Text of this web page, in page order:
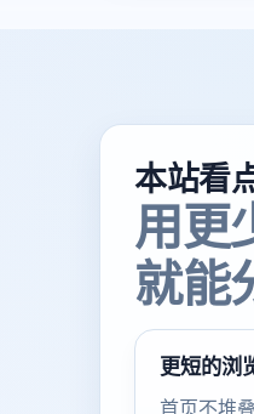
本站看
用更
就能
更短的浏
首页不堆